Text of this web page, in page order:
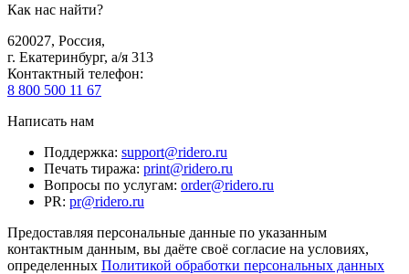
Как нас найти?
620027, Россия,
г. Екатеринбург, а/я 313
Контактный телефон:
8 800 500 11 67
Написать нам
Поддержка: support@ridero.ru
Печать тиража: print@ridero.ru
Вопросы по услугам: order@ridero.ru
PR: pr@ridero.ru
Предоставляя персональные данные по указанным
контактным данным, вы даёте своё согласие на условиях,
определенных Политикой обработки персональных данных